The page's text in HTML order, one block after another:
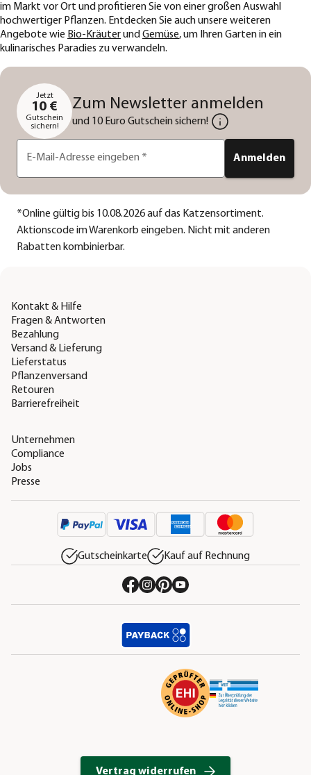
im Markt vor Ort und profitieren Sie von einer großen Auswahl
hochwertiger Pflanzen. Entdecken Sie auch unsere weiteren
Angebote wie Bio-Kräuterund Gemüse, um Ihren Garten in ein
kulinarisches Paradies zu verwandeln.
Jetzt
10 €
Gutschein
sichern!
Zum Newsletter anmelden
und 10 Euro Gutschein sichern!
E-Mail-Adresse eingeben * Anmelden
*Online gültig bis 10.08.2026 auf das Katzensortiment.
Aktionscode im Warenkorb eingeben. Nicht mit anderen
Rabatten kombinierbar.
Kontakt & Hilfe
Fragen & Antworten
Bezahlung
Versand & Lieferung
Lieferstatus
Pflanzenversand
Retouren
Barrierefreiheit
Unternehmen
Compliance
Jobs
Presse
Gutscheinkarte Kauf auf Rechnung
Vertrag widerrufen